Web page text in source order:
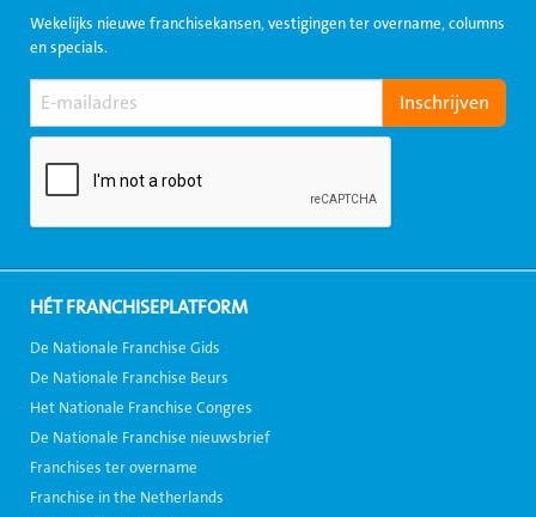
Wekelijks nieuwe franchisekansen, vestigingen ter overname, columns
en specials.
HÉT FRANCHISEPLATFORM
De Nationale Franchise Gids
De Nationale Franchise Beurs
Het Nationale Franchise Congres
De Nationale Franchise nieuwsbrief
Franchises ter overname
Franchise in the Netherlands